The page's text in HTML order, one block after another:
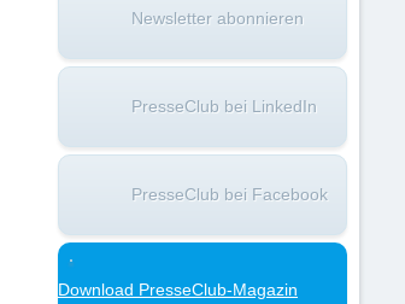
Newsletter abonnieren
PresseClub bei LinkedIn
PresseClub bei Facebook
Download PresseClub-Magazin